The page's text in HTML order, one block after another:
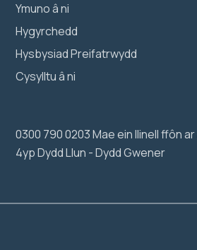
Ymuno â ni
Hygyrchedd
Hysbysiad Preifatrwydd
Cysylltu â ni
0300 790 0203 Mae ein llinell ffôn
4yp Dydd Llun - Dydd Gwener